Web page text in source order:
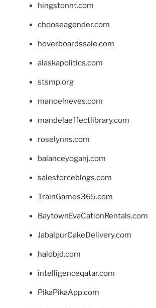
hingstonnt.com
chooseagender.com
hoverboardssale.com
alaskapolitics.com
stsmp.org
manoelneves.com
mandelaeffectlibrary.com
roselynns.com
balanceyoganj.com
salesforceblogs.com
TrainGames365.com
BaytownEvaCationRentals.com
JabalpurCakeDelivery.com
halobjd.com
intelligenceqatar.com
PikaPikaApp.com